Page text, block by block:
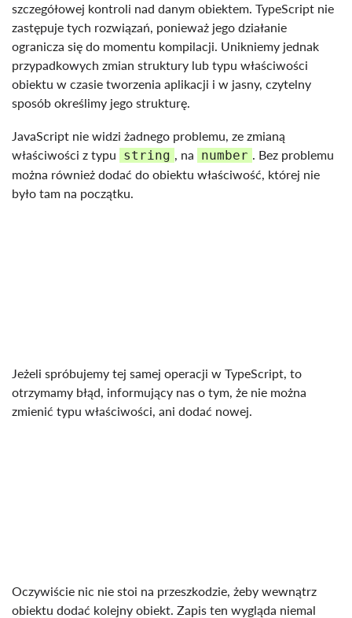
szczegółowej kontroli nad danym obiektem. TypeScript nie
zastępuje tych rozwiązań, ponieważ jego działanie
ogranicza się do momentu kompilacji. Unikniemy jednak
przypadkowych zmian struktury lub typu właściwości
obiektu w czasie tworzenia aplikacji i w jasny, czytelny
sposób określimy jego strukturę.
JavaScript nie widzi żadnego problemu, ze zmianą
właściwości z typu string , na number . Bez problemu
można również dodać do obiektu właściwość, której nie
było tam na początku.
Jeżeli spróbujemy tej samej operacji w TypeScript, to
otrzymamy błąd, informujący nas o tym, że nie można
zmienić typu właściwości, ani dodać nowej.
Oczywiście nic nie stoi na przeszkodzie, żeby wewnątrz
obiektu dodać kolejny obiekt. Zapis ten wygląda niemal